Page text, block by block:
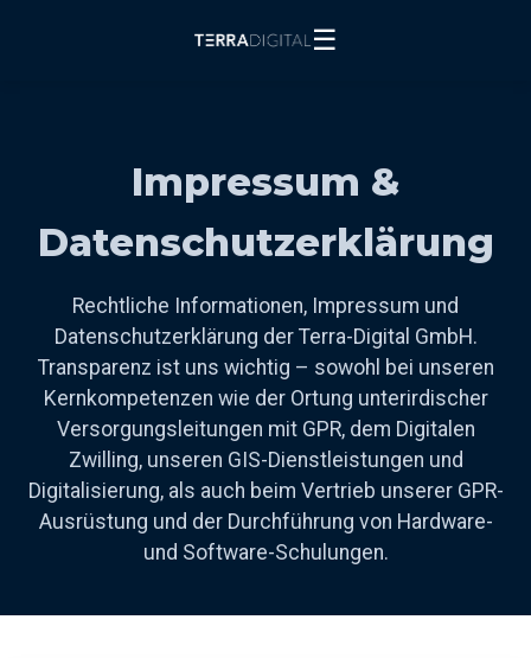
☰
Impressum &
Datenschutzerklärung
Rechtliche Informationen, Impressum und
Datenschutzerklärung der Terra-Digital GmbH.
Transparenz ist uns wichtig – sowohl bei unseren
Kernkompetenzen wie der Ortung unterirdischer
Versorgungsleitungen mit GPR, dem Digitalen
Zwilling, unseren GIS-Dienstleistungen und
Digitalisierung, als auch beim Vertrieb unserer GPR-
Ausrüstung und der Durchführung von Hardware-
und Software-Schulungen.